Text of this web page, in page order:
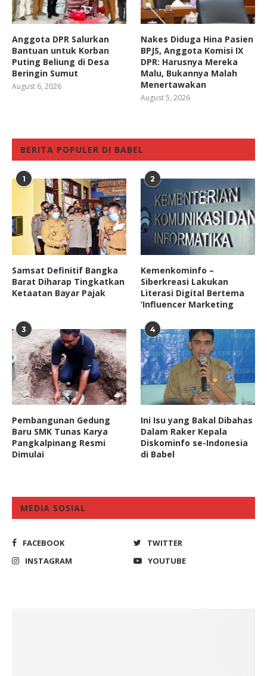
Anggota DPR Salurkan
Bantuan untuk Korban
Puting Beliung di Desa
Beringin Sumut
August 6, 2026
Nakes Diduga Hina Pasien
BPJS, Anggota Komisi IX
DPR: Harusnya Mereka
Malu, Bukannya Malah
Menertawakan
August 5, 2026
BERITA POPULER DI BABEL
1
Samsat Definitif Bangka
Barat Diharap Tingkatkan
Ketaatan Bayar Pajak
2
Kemenkominfo –
Siberkreasi Lakukan
Literasi Digital Bertema
‘Influencer Marketing
3
Pembangunan Gedung
Baru SMK Tunas Karya
Pangkalpinang Resmi
Dimulai
4
Ini Isu yang Bakal Dibahas
Dalam Raker Kepala
Diskominfo se-Indonesia
di Babel
MEDIA SOSIAL
FACEBOOK
TWITTER
INSTAGRAM
YOUTUBE